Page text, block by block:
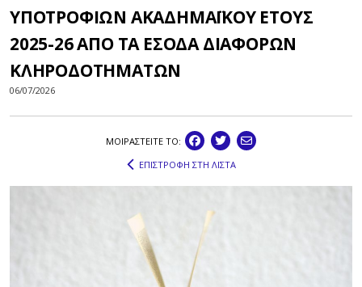
ΥΠΟΤΡΟΦΙΩΝ ΑΚΑΔΗΜΑΪΚΟΥ ΕΤΟΥΣ
2025-26 ΑΠΟ ΤΑ ΕΣΟΔΑ ΔΙΑΦΟΡΩΝ
ΚΛΗΡΟΔΟΤΗΜΑΤΩΝ
06/07/2026
ΜΟΙΡΑΣΤEIΤΕ ΤΟ:
ΕΠΙΣΤΡΟΦΗ ΣΤΗ ΛΙΣΤΑ